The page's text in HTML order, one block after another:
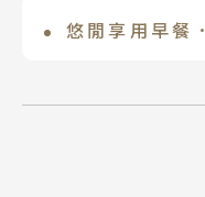
悠閒享用早餐
憶。您可以慢慢
飯店附近走走